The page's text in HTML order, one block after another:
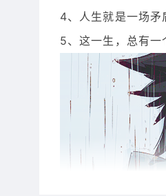
4、人生就是一场矛
5、这一生，总有一